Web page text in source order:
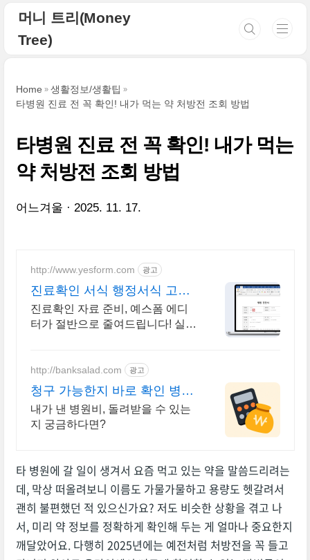
머니 트리(Money
Tree)
Home
생활정보/생활팁
타병원 진료 전 꼭 확인! 내가 먹는 약 처방전 조회 방법
타병원 진료 전 꼭 확인! 내가 먹는
약 처방전 조회 방법
어느겨울 2025. 11. 17.
http://www.yesform.com 광고
진료확인 서식 행정서식 고민
NO!
진료확인 자료 준비, 예스폼 에디
터가 절반으로 줄여드립니다! 실무
http://banksalad.com 광고
청구 가능한지 바로 확인 병원,
보험 몰라도
내가 낸 병원비, 돌려받을 수 있는
지 궁금하다면?
타 병원에 갈 일이 생겨서 요즘 먹고 있는 약을 말씀드리려는
데, 막상 떠올려보니 이름도 가물가물하고 용량도 헷갈려서
괜히 불편했던 적 있으신가요? 저도 비슷한 상황을 겪고 나
서, 미리 약 정보를 정확하게 확인해 두는 게 얼마나 중요한지
깨달았어요. 다행히 2025년에는 예전처럼 처방전을 꼭 들고